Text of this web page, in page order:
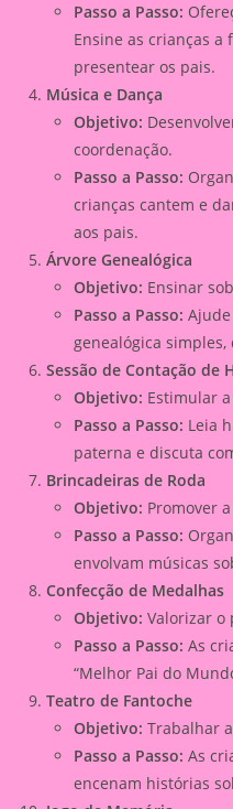
Passo a Passo:
Ensine as crianças a
presentear os pais.
Música e Dança
Objetivo:
coordenação.
Passo a Passo:
crianças cantem e
aos pais.
Árvore Genealógica
Objetivo: Ensinar
Passo a Passo:
genealógica
Sessão de Contação de
Objetivo: Estimular
Passo a Passo: Leia
paterna e discuta
Brincadeiras de Roda
Objetivo: Promover
Passo a Passo:
envolvam músicas
Confecção de Medalhas
Objetivo: Valorizar o
Passo a Passo: As
“Melhor Pai do
Teatro de Fantoche
Objetivo: Trabalhar
Passo a Passo: As
encenam histórias